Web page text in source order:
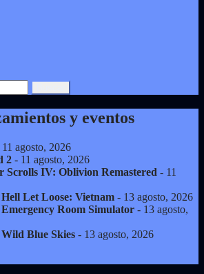
y eventos
agosto, 2026
2 - 11 agosto, 2026
Scrolls IV: Oblivion Remastered - 11
Let Loose: Vietnam - 13 agosto, 2026
Room Simulator - 13 agosto,
Blue Skies - 13 agosto, 2026